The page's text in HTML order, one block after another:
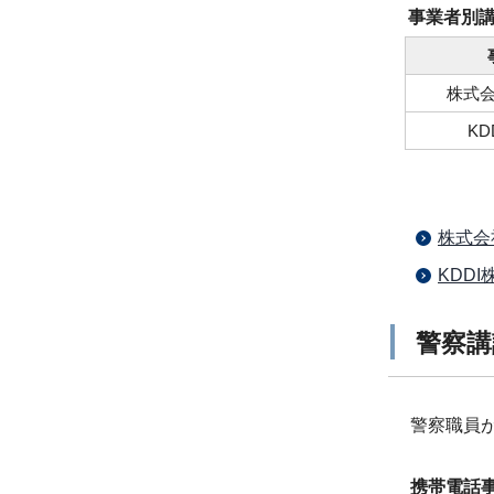
事業者別
株式
株式
KDDI
警察
警察職員
携帯電話